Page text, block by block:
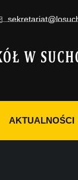
AKTUALNOŚCI